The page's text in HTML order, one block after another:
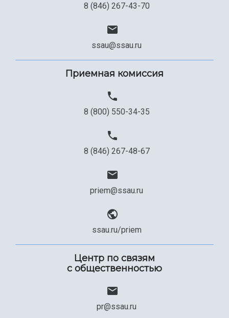
8 (846) 267-43-70
ssau@ssau.ru
Приемная комиссия
8 (800) 550-34-35
8 (846) 267-48-67
priem@ssau.ru
ssau.ru/priem
Центр по связям
с общественностью
pr@ssau.ru